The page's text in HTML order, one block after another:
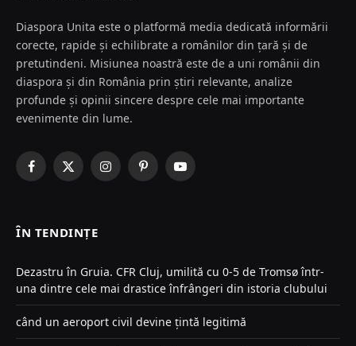
Diaspora Unita este o platformă media dedicată informării
corecte, rapide și echilibrate a românilor din țară și de
pretutindeni. Misiunea noastră este de a uni românii din
diaspora și din România prin știri relevante, analize
profunde și opinii sincere despre cele mai importante
evenimente din lume.
Facebook
X
InstagramPinterestYouTube
ÎN TENDINȚE
Dezastru în Gruia. CFR Cluj, umilită cu 0-5 de Tromsø într-
una dintre cele mai drastice înfrângeri din istoria clubului
când un aeroport civil devine țintă legitimă